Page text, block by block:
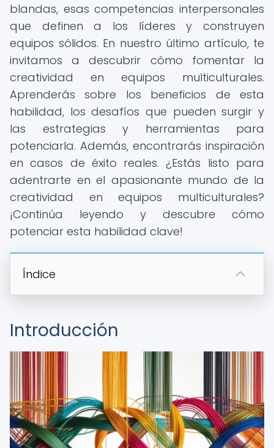
blandas, esas competencias interpersonales
que definen a los líderes y construyen
equipos sólidos. En nuestro último artículo, te
invitamos a descubrir cómo fomentar la
creatividad en equipos multiculturales.
Aprenderás sobre los beneficios de esta
habilidad, los desafíos que pueden surgir y
las estrategias y herramientas para
potenciarla. Además, encontrarás inspiración
en casos de éxito reales. ¿Estás listo para
adentrarte en el apasionante mundo de la
creatividad en equipos multiculturales?
¡Continúa leyendo y descubre cómo
potenciar esta habilidad clave!
Índice
Introducción